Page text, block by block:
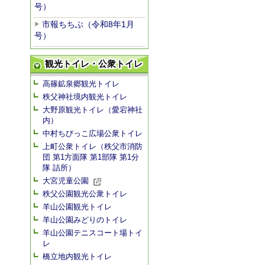
号）
市報ちちぶ（令和8年1月
号）
観光トイレ・公衆トイレ
高篠鉱泉郷観光トイレ
秩父神社境内観光トイレ
大野原観光トイレ（愛宕神社
内）
中村ちびっこ広場公衆トイレ
上町公衆トイレ（秩父市消防
団 第1方面隊 第1部隊 第1分
隊 詰所）
大宮児童公園
秩父公園観光公衆トイレ
羊山公園観光トイレ
羊山公園みどりのトイレ
羊山公園テニスコート場トイ
レ
橋立地内観光トイレ